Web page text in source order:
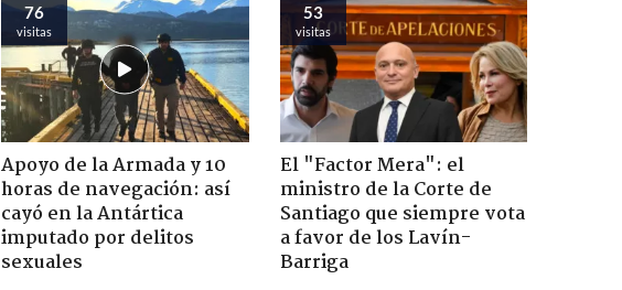
76
visitas
Apoyo de la Armada y 10
horas de navegación: así
cayó en la Antártica
imputado por delitos
sexuales
53
visitas
El "Factor Mera": el
ministro de la Corte de
Santiago que siempre vota
a favor de los Lavín-
Barriga